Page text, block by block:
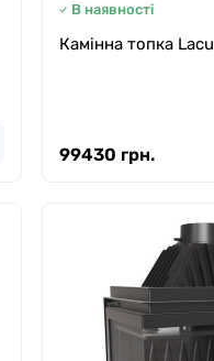
В наявності
Камінна топка
99430 грн.